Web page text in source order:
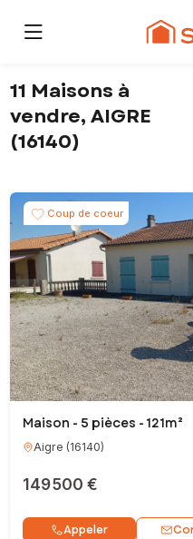
11 Maisons à
vendre, AIGRE
(16140)
Coup de coeur
Maison - 5 pièces - 121m²
Aigre (16140)
149 500 €
Appeler